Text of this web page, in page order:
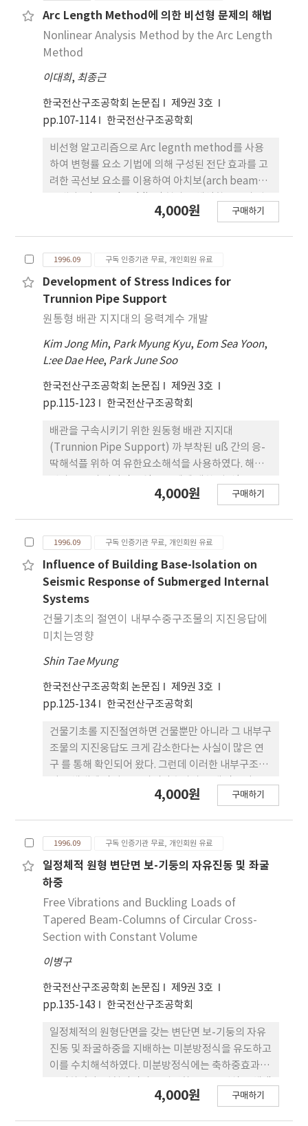
록 하였다. 최적설계부에서는 전처리기에서 입력한
유한요소 정보를 바탕으로 최적설계 매개변수를 정의
하고, 해를 구하는 과정으로 구성하였다. 후처리기에
석 결과를 가시화 함으로써 결과에 대한 비교.검토를
용이하게 하였다.
Arc Length Method에 의한 비선형 문제의 해법
Nonlinear Analysis Method by the Arc Length
Method
이대희, 최종근
한국전산구조공학회 논문집
제9권 3호
pp.107-114
한국전산구조공학회
비선형 알고리즘으로 Arc legnth method를 사용
하여 변형률 요소 기법에 의해 구성된 전단 효과를 고
려한 곡선보 요소를 이용하여 아치보(arch beam)의
선 강성행렬의 선택에 따른 알고리즘의 수렴 특성을
검토하였다.
4,000원 구매하기
1996.09 구독 인증기관 무료, 개인회원 유료
Development of Stress Indices for
Trunnion Pipe Support
원통형 배관 지지대의 응력계수 개발
Kim Jong Min, Park Myung Kyu, Eom Sea Yoon,
L:ee Dae Hee, Park June Soo
한국전산구조공학회 논문집
제9권 3호
pp.115-123
한국전산구조공학회
배관을 구속시키기 위한 원동형 배관 지지대
(Trunnion Pipe Support) 까 부착된 uß 간의 응-
딱해석플 위하 여 유한요소해석을 사용하였다. 해석
역) 넷 선행 응→박( ""," 힘응력) 으로 분류 되었므
력계수 (B" ， Bιr) 와 이차응략셰수 (C객， C!T) 플-
추성하시 위하여 ASME Code 에 성의뭔것파 일치 하
게 해석되었다 무차원의 함수로써 응력 세수에 대한
경험식 얀 새만히기 위하여 여서 ~i~ l;'l 의 해삭 2~ 수
행하 였다.
4,000원 구매하기
1996.09 구독 인증기관 무료, 개인회원 유료
Influence of Building Base-Isolation on
Seismic Response of Submerged Internal
Systems
건물기초의 절연이 내부수중구조물의 지진응답에
미치는영향
Shin Tae Myung
한국전산구조공학회 논문집
제9권 3호
pp.125-134
한국전산구조공학회
건물기초롤 지진절연하면 건물뿐만 아니라 그 내부구
조물의 지진웅답도 크게 감소한다는 사실이 많은 연
구 를 통해 확인되어 왔다. 그런데 이러한 내부구조물
조건에 놓이는 경우 오히려 지진응답이 중가할 수 있
건물의 경우 이러한 내부 수중구조물의 지진웅답이
상당히 증가할 수 있기 때문에 이에 대한 조치가 필요
함을 보였고， 적절한 설계에 의하여 부가질량효과
를 조절함으로써 어느 정도 응답을 줄일 수 있다는 사
실을 알 수 있었다.
4,000원 구매하기
1996.09 구독 인증기관 무료, 개인회원 유료
일정체적 원형 변단면 보-기둥의 자유진동 및 좌굴
하중
Free Vibrations and Buckling Loads of
Tapered Beam-Columns of Circular Cross-
Section with Constant Volume
이병구
한국전산구조공학회 논문집
제9권 3호
pp.135-143
한국전산구조공학회
일정체적의 원형단면을 갖는 변단면 보-기둥의 자유
진동 및 좌굴하중을 지배하는 미분방정식을 유도하고
이를 수치해석하였다. 미분방정식에는 축하중효과를
하였고, 고정-고정, 고정-회전 및 회전-회전 보-기둥
4,000원 구매하기